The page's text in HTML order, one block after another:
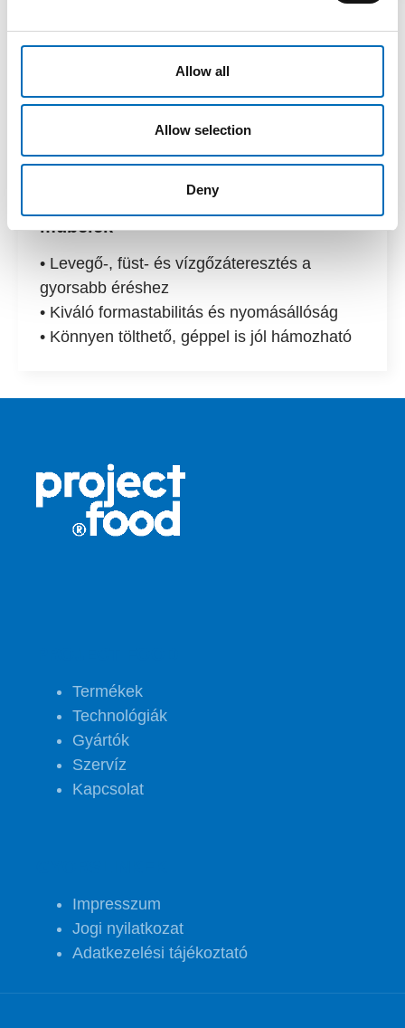
Allow all
Allow selection
Deny
műbelek
• Levegő-, füst- és vízgőzáteresztés a
gyorsabb éréshez
• Kiváló formastabilitás és nyomásállóság
• Könnyen tölthető, géppel is jól hámozható
Termékek
Technológiák
Gyártók
Szervíz
Kapcsolat
Impresszum
Jogi nyilatkozat
Adatkezelési tájékoztató